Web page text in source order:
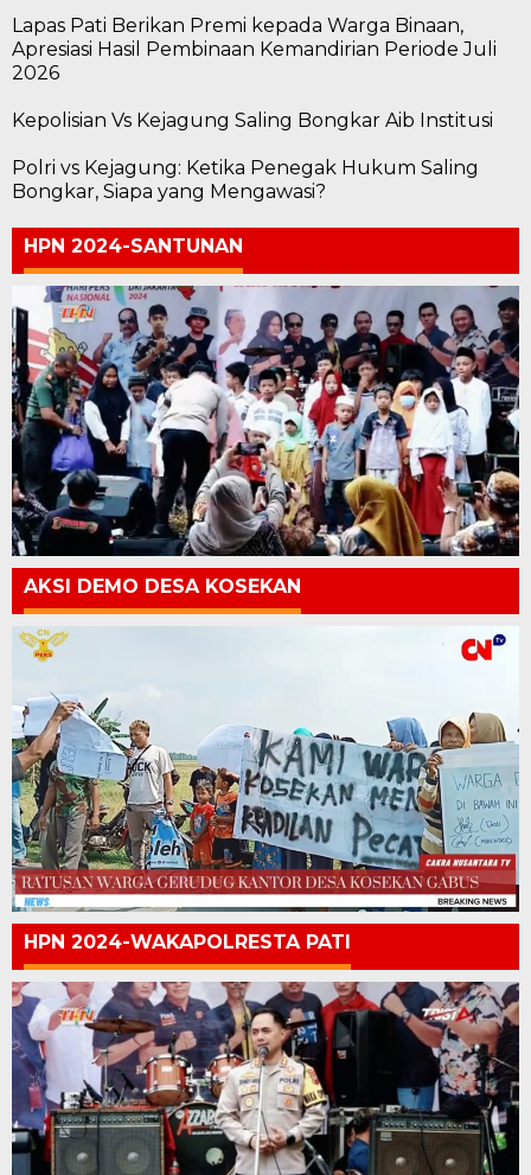
Lapas Pati Berikan Premi kepada Warga Binaan,
Apresiasi Hasil Pembinaan Kemandirian Periode Juli
2026
Kepolisian Vs Kejagung Saling Bongkar Aib Institusi
Polri vs Kejagung: Ketika Penegak Hukum Saling
Bongkar, Siapa yang Mengawasi?
HPN 2024-SANTUNAN
AKSI DEMO DESA KOSEKAN
HPN 2024-WAKAPOLRESTA PATI